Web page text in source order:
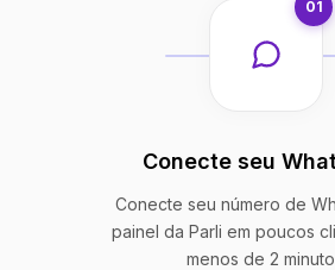
01
Conecte seu
Conecte seu número de
painel da Parli em poucos
menos de 2